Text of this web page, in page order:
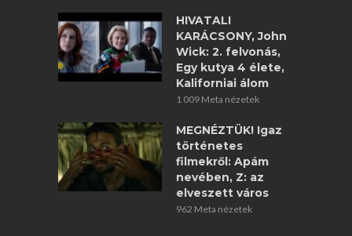
HIVATALI
KARÁCSONY, John
Wick: 2. felvonás,
Egy kutya 4 élete,
Kaliforniai álom
1 009 Meta nézetek
MEGNÉZTÜK! Igaz
történetes
filmekről: Apám
nevében, Z: az
elveszett város
962 Meta nézetek